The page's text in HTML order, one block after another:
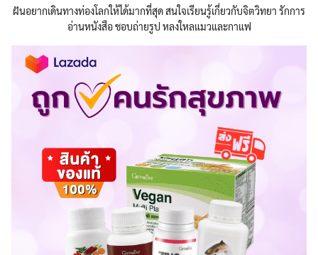
ฝันอยากเดินทางท่องโลกให้ได้มากที่สุด สนใจเรียนรู้เกี่ยวกับจิตวิทยา รักการ
อ่านหนังสือ ชอบถ่ายรูป หลงใหลแมวและกาแฟ